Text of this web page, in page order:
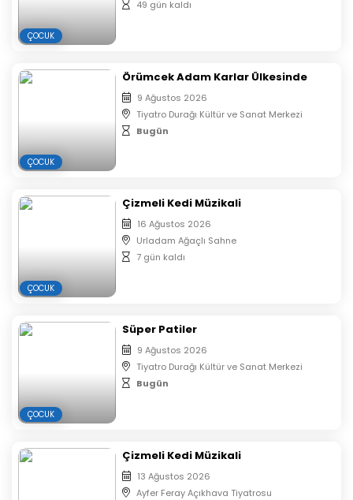
Etkinlik girişinde bilet kontrolü yapılacaktır, biletinizi
telefondan göstermeniz gerekmektedir.
zorunludur. Etkinlik boyunca belirlenen koltuklarda
oturulması gerekmektedir.
ÇOCUK
49 gün kaldı
ÇOCUK
Örümcek Adam Karlar Ülkesinde
9 Ağustos 2026
Tiyatro Durağı Kültür ve Sanat Merkezi
Bugün
ÇOCUK
Çizmeli Kedi Müzikali
16 Ağustos 2026
Urladam Ağaçlı Sahne
7 gün kaldı
ÇOCUK
Süper Patiler
9 Ağustos 2026
Tiyatro Durağı Kültür ve Sanat Merkezi
Bugün
Çizmeli Kedi Müzikali
13 Ağustos 2026
Ayfer Feray Açıkhava Tiyatrosu